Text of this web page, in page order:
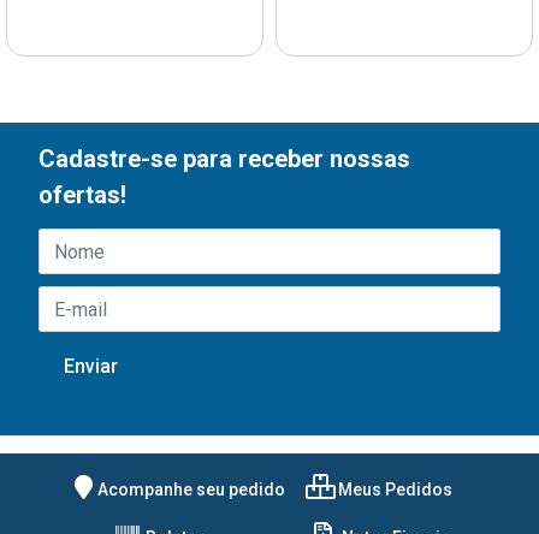
Cadastre-se para receber nossas
ofertas!
Acompanhe seu pedido Meus Pedidos